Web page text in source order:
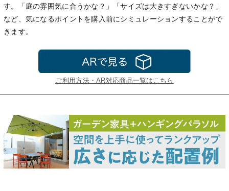
す。「庭の雰囲気に合うかな？」「サイズは大きすぎないかな？」
など、気になるポイントを購入前にシミュレーションすることがで
きます。
ご利用方法・AR対応商品一覧はこちら